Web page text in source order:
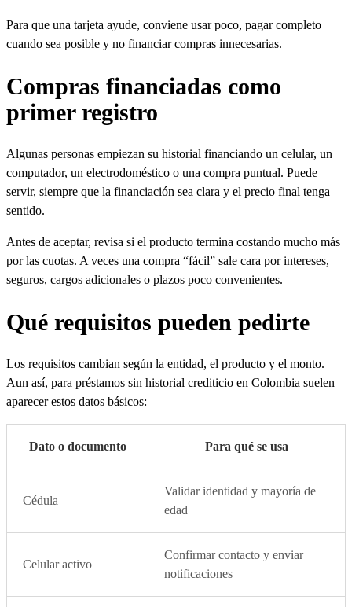
Para que una tarjeta ayude, conviene usar poco, pagar completo
cuando sea posible y no financiar compras innecesarias.
Compras financiadas como
primer registro
Algunas personas empiezan su historial financiando un celular, un
computador, un electrodoméstico o una compra puntual. Puede
servir, siempre que la financiación sea clara y el precio final tenga
sentido.
Antes de aceptar, revisa si el producto termina costando mucho más
por las cuotas. A veces una compra “fácil” sale cara por intereses,
seguros, cargos adicionales o plazos poco convenientes.
Qué requisitos pueden pedirte
Los requisitos cambian según la entidad, el producto y el monto.
Aun así, para préstamos sin historial crediticio en Colombia suelen
aparecer estos datos básicos:
Dato o documento Para qué se usa
Cédula
Validar identidad y mayoría de
edad
Celular activo
Confirmar contacto y enviar
notificaciones